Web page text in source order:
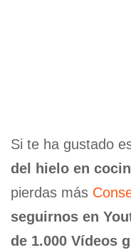
Si te ha gustado
del hielo en
pierdas más
seguirnos en
de 1.000 Vídeos